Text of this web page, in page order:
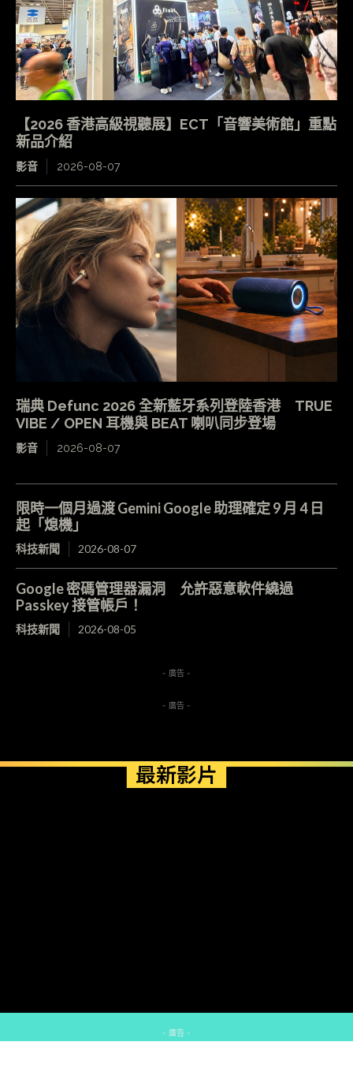
【2026 香港高級視聽展】ECT「音響美術館」重點
新品介紹
影音 2026-08-07
瑞典 Defunc 2026 全新藍牙系列登陸香港 TRUE
VIBE / OPEN 耳機與 BEAT 喇叭同步登場
影音 2026-08-07
限時一個月過渡 Gemini Google 助理確定 9 月 4 日
起「熄機」
科技新聞 2026-08-07
Google 密碼管理器漏洞 允許惡意軟件繞過
Passkey 接管帳戶！
科技新聞 2026-08-05
- 廣告 -
- 廣告 -
最新影片
- 廣告 -